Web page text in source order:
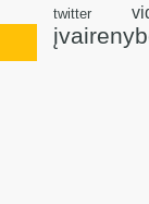
twitter